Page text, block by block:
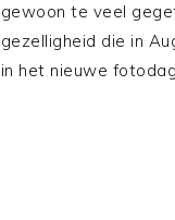
gewoon te veel
gezelligheid die in
in het nieuwe